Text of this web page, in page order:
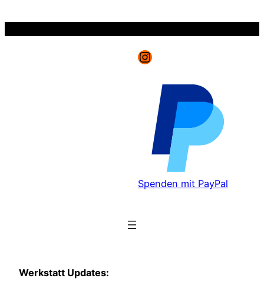
Instagram
Spenden mit PayPal
Werkstatt Updates: